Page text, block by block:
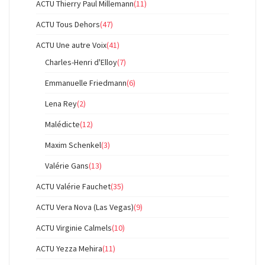
ACTU Thierry Paul Millemann(11)
ACTU Tous Dehors(47)
ACTU Une autre Voix(41)
Charles-Henri d'Elloy(7)
Emmanuelle Friedmann(6)
Lena Rey(2)
Malédicte(12)
Maxim Schenkel(3)
Valérie Gans(13)
ACTU Valérie Fauchet(35)
ACTU Vera Nova (Las Vegas)(9)
ACTU Virginie Calmels(10)
ACTU Yezza Mehira(11)